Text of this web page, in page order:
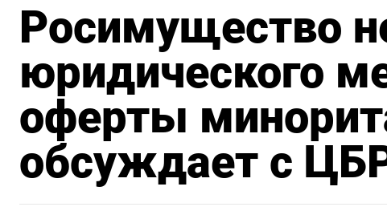
Росимущество
юридического
оферты
обсуждает с